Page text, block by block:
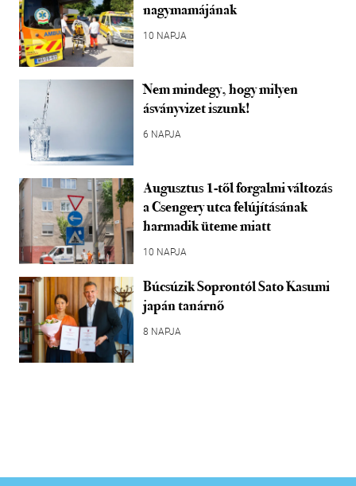
nagymamájának
10 NAPJA
Nem mindegy, hogy milyen
ásványvizet iszunk!
6 NAPJA
Augusztus 1-től forgalmi változás
a Csengery utca felújításának
harmadik üteme miatt
10 NAPJA
Búcsúzik Soprontól Sato Kasumi
japán tanárnő
8 NAPJA